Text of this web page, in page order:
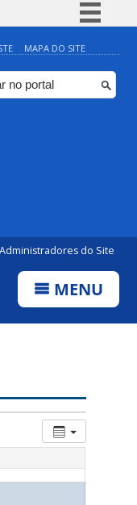
Simplifique!
Comunica BR
Participe
MAPA DO SITE
Administradores do Site
MENU
2026.2